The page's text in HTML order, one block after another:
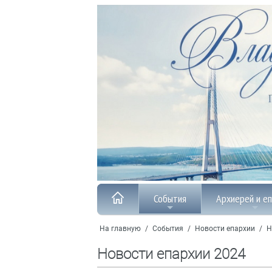
События Архиерей и
На главную / События / Новости епархии /
Новости епархии 2024